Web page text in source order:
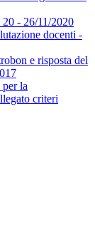
- 26/11/2020
docenti -
e risposta del
la
criteri